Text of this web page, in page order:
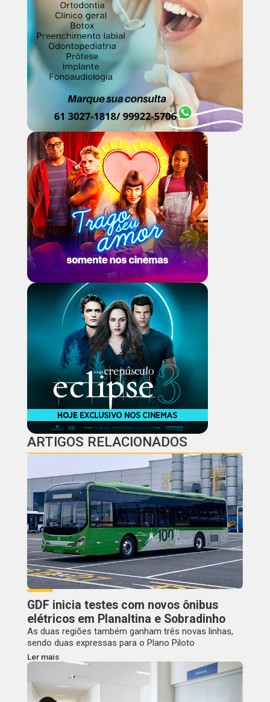
ARTIGOS RELACIONADOS
GDF inicia testes com novos ônibus
elétricos em Planaltina e Sobradinho
As duas regiões também ganham três novas linhas,
sendo duas expressas para o Plano Piloto
Ler mais